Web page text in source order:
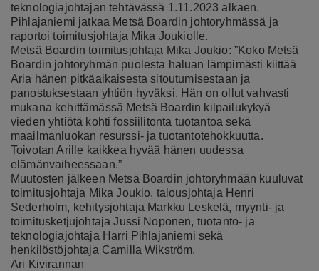
teknologiajohtajan tehtävässä 1.11.2023 alkaen.
Pihlajaniemi jatkaa Metsä Boardin johtoryhmässä ja
raportoi toimitusjohtaja Mika Joukiolle.
Metsä Boardin toimitusjohtaja Mika Joukio: ”Koko Metsä
Boardin johtoryhmän puolesta haluan lämpimästi kiittää
Aria hänen pitkäaikaisesta sitoutumisestaan ja
panostuksestaan yhtiön hyväksi. Hän on ollut vahvasti
mukana kehittämässä Metsä Boardin kilpailukykyä
vieden yhtiötä kohti fossiilitonta tuotantoa sekä
maailmanluokan resurssi- ja tuotantotehokkuutta.
Toivotan Arille kaikkea hyvää hänen uudessa
elämänvaiheessaan.”
Muutosten jälkeen Metsä Boardin johtoryhmään kuuluvat
toimitusjohtaja Mika Joukio, talousjohtaja Henri
Sederholm, kehitysjohtaja Markku Leskelä, myynti- ja
toimitusketjujohtaja Jussi Noponen, tuotanto- ja
teknologiajohtaja Harri Pihlajaniemi sekä
henkilöstöjohtaja Camilla Wikström.
Ari Kivirannan